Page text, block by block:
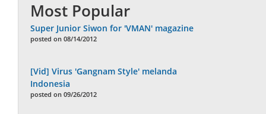
Most Popular
Super Junior Siwon for 'VMAN' magazine
posted on 08/14/2012
[Vid] Virus 'Gangnam Style' melanda
Indonesia
posted on 09/26/2012